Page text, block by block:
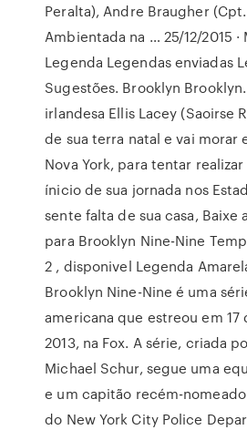
Peralta), Andre Braugher
Ambientada na … 25/12/2015
Legenda Legendas enviadas
Sugestões. Brooklyn
irlandesa Ellis Lacey (Saoirse
de sua terra natal e vai morar
Nova York, para tentar
ínicio de sua jornada nos
sente falta de sua casa, Baixe
para Brooklyn Nine-Nine
2 , disponivel Legenda
Brooklyn Nine-Nine é uma
americana que estreou em 17
2013, na Fox. A série, criada
Michael Schur, segue uma
e um capitão recém-nomeado
do New York City Police